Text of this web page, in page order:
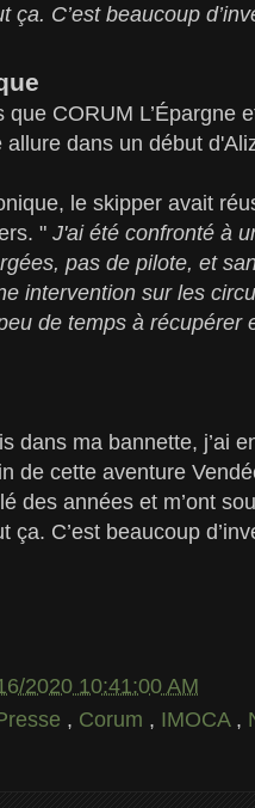
ça. C’est beaucoup
CORUM L’Épargne
dans un début
le skipper avait
" J'ai été confronté à
pas de pilote, et
intervention sur les
de temps à récupérer
dans ma bannette, j’ai
de cette aventure
des années et m’ont
ça. C’est beaucoup
2020 10:41:00 AM
, Corum , IMOCA ,